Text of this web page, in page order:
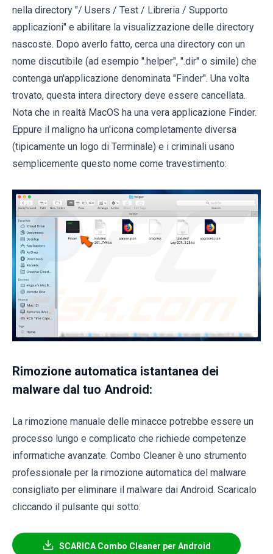
nella directory "/ Users / Test / Libreria / Supporto
applicazioni" e abilitare la visualizzazione delle directory
nascoste. Dopo averlo fatto, cerca una directory con un
nome discutibile (ad esempio ".helper", ".dir" o simile) che
contenga un'applicazione denominata "Finder". Una volta
trovato, questa intera directory deve essere cancellata.
Nota che in realtà MacOS ha una vera applicazione Finder.
Eppure il maligno ha un'icona completamente diversa
(tipicamente un logo di Terminale) e i criminali usano
semplicemente questo nome come travestimento:
Rimozione automatica istantanea dei
malware dal tuo Android:
La rimozione manuale delle minacce potrebbe essere un
processo lungo e complicato che richiede competenze
informatiche avanzate. Combo Cleaner è uno strumento
professionale per la rimozione automatica del malware
consigliato per eliminare il malware dai Android. Scaricalo
cliccando il pulsante qui sotto:
SCARICA Combo Cleaner per Android